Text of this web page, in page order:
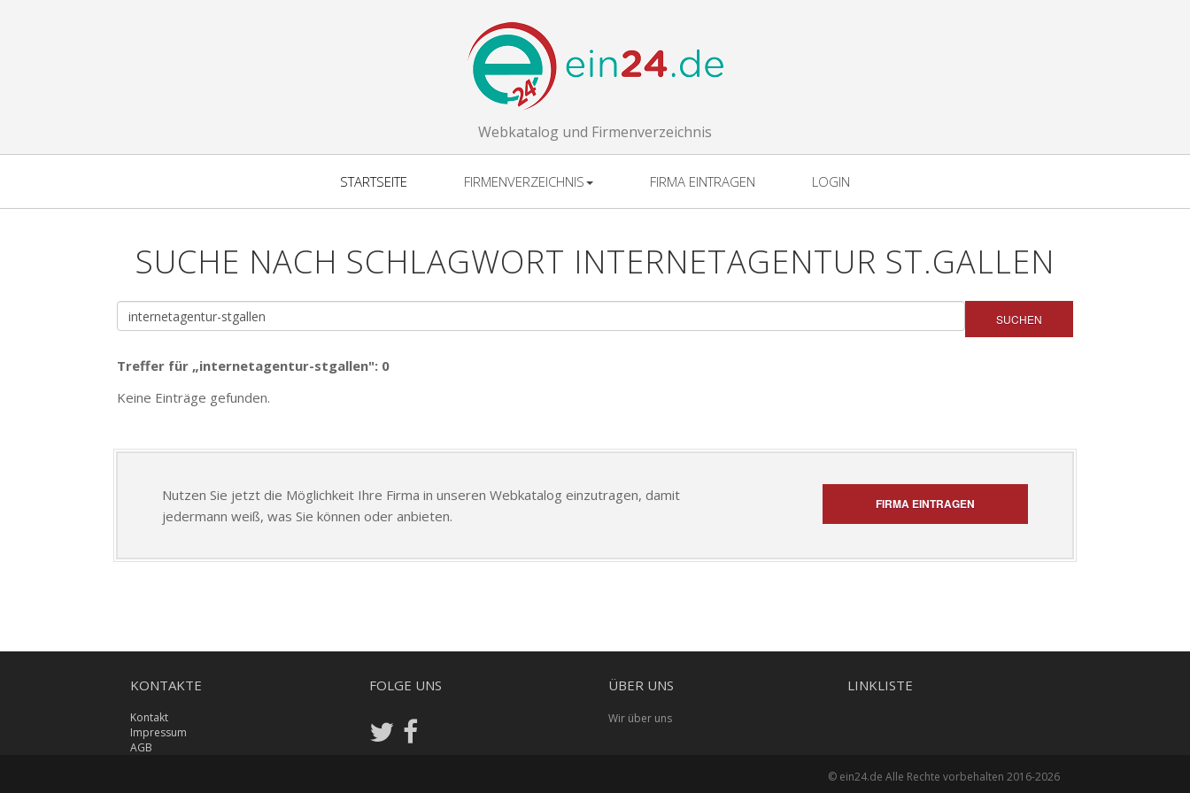
Webkatalog und Firmenverzeichnis
STARTSEITE FIRMENVERZEICHNIS FIRMA EINTRAGEN LOGIN
SUCHE NACH SCHLAGWORT INTERNETAGENTUR ST.GALLEN
SUCHEN
Treffer für „internetagentur-stgallen": 0
Keine Einträge gefunden.
Nutzen Sie jetzt die Möglichkeit Ihre Firma in unseren Webkatalog einzutragen, damit
jedermann weiß, was Sie können oder anbieten.
FIRMA EINTRAGEN
KONTAKTE
Kontakt
Impressum
AGB
FOLGE UNS ÜBER UNS
Wir über uns
LINKLISTE
© ein24.de Alle Rechte vorbehalten 2016-2026